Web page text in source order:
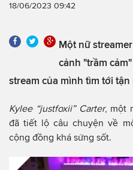
18/06/2023 09:42
Một nữ
cảnh "trầm
stream của mình tìm tới tận
Kylee “justfoxii” Carter, một
đã tiết lộ câu chuyện về
cộng đồng khá sửng sốt.